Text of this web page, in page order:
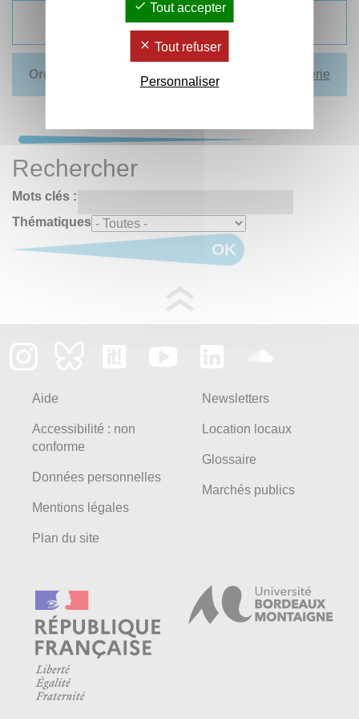
Télécharger le programme
Organisation Eric Benoit et Florence Boulerie
Rechercher
Mots clés :
Thématiques
OK
Aide
Accessibilité : non
conforme
Données personnelles
Mentions légales
Plan du site
Newsletters
Location locaux
Glossaire
Marchés publics
Tout accepter
Tout refuser
Personnaliser